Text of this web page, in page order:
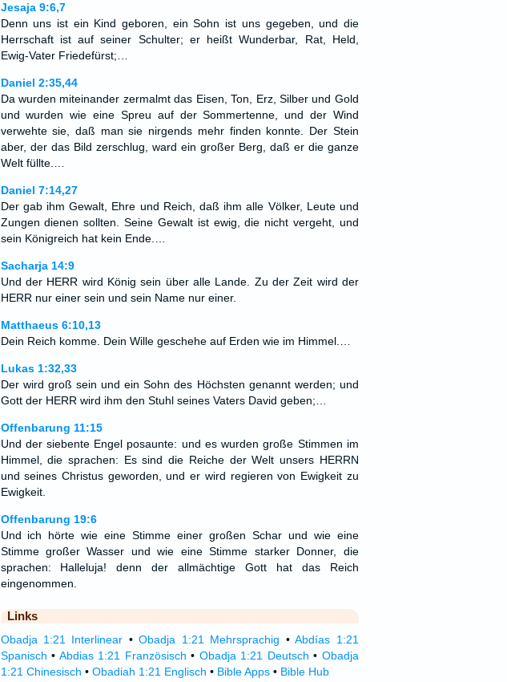
Jesaja 9:6,7
Denn uns ist ein Kind geboren, ein Sohn ist uns gegeben, und die
Herrschaft ist auf seiner Schulter; er heißt Wunderbar, Rat, Held,
Ewig-Vater Friedefürst;…
Daniel 2:35,44
Da wurden miteinander zermalmt das Eisen, Ton, Erz, Silber und Gold
und wurden wie eine Spreu auf der Sommertenne, und der Wind
verwehte sie, daß man sie nirgends mehr finden konnte. Der Stein
aber, der das Bild zerschlug, ward ein großer Berg, daß er die ganze
Welt füllte.…
Daniel 7:14,27
Der gab ihm Gewalt, Ehre und Reich, daß ihm alle Völker, Leute und
Zungen dienen sollten. Seine Gewalt ist ewig, die nicht vergeht, und
sein Königreich hat kein Ende.…
Sacharja 14:9
Und der HERR wird König sein über alle Lande. Zu der Zeit wird der
HERR nur einer sein und sein Name nur einer.
Matthaeus 6:10,13
Dein Reich komme. Dein Wille geschehe auf Erden wie im Himmel.…
Lukas 1:32,33
Der wird groß sein und ein Sohn des Höchsten genannt werden; und
Gott der HERR wird ihm den Stuhl seines Vaters David geben;…
Offenbarung 11:15
Und der siebente Engel posaunte: und es wurden große Stimmen im
Himmel, die sprachen: Es sind die Reiche der Welt unsers HERRN
und seines Christus geworden, und er wird regieren von Ewigkeit zu
Ewigkeit.
Offenbarung 19:6
Und ich hörte wie eine Stimme einer großen Schar und wie eine
Stimme großer Wasser und wie eine Stimme starker Donner, die
sprachen: Halleluja! denn der allmächtige Gott hat das Reich
eingenommen.
Links
Obadja 1:21 Interlinear •Obadja 1:21 Mehrsprachig •Abdías 1:21
Spanisch • Abdias 1:21 Französisch • Obadja 1:21 Deutsch • Obadja
1:21 Chinesisch • Obadiah 1:21 Englisch • Bible Apps• Bible Hub